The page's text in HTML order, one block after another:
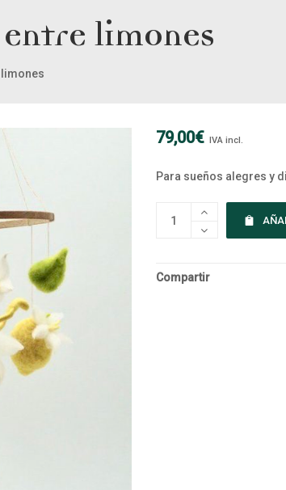
limones
79,00€ IVA incl.
Para sueños alegres y
Compartir